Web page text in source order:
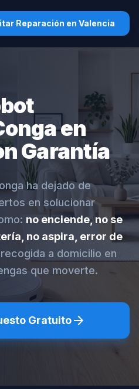
Reparación en Valencia
en
Garantía
ha dejado de
en solucionar
no enciende, no se
no aspira, error de
a domicilio en
que moverte.
Gratuitoarrow_forward